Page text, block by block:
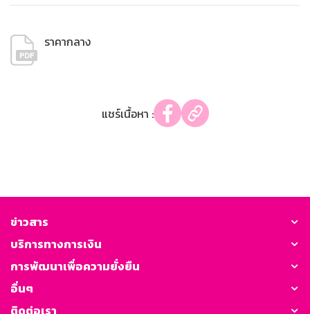
ราคากลาง
แชร์เนื้อหา :
ข่าวสาร
บริการทางการเงิน
การพัฒนาเพื่อความยั่งยืน
อื่นๆ